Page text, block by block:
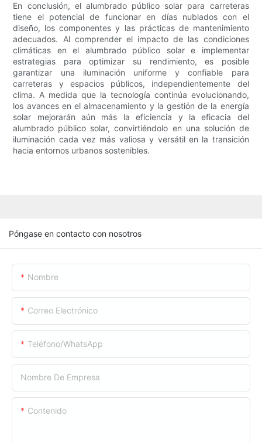
En conclusión, el alumbrado público solar para carreteras
tiene el potencial de funcionar en días nublados con el
diseño, los componentes y las prácticas de mantenimiento
adecuados. Al comprender el impacto de las condiciones
climáticas en el alumbrado público solar e implementar
estrategias para optimizar su rendimiento, es posible
garantizar una iluminación uniforme y confiable para
carreteras y espacios públicos, independientemente del
clima. A medida que la tecnología continúa evolucionando,
los avances en el almacenamiento y la gestión de la energía
solar mejorarán aún más la eficiencia y la eficacia del
alumbrado público solar, convirtiéndolo en una solución de
iluminación cada vez más valiosa y versátil en la transición
hacia entornos urbanos sostenibles.
Póngase en contacto con nosotros
Nombre
Correo Electrónico
Teléfono/WhatsApp
Nombre De Empresa
Contenido